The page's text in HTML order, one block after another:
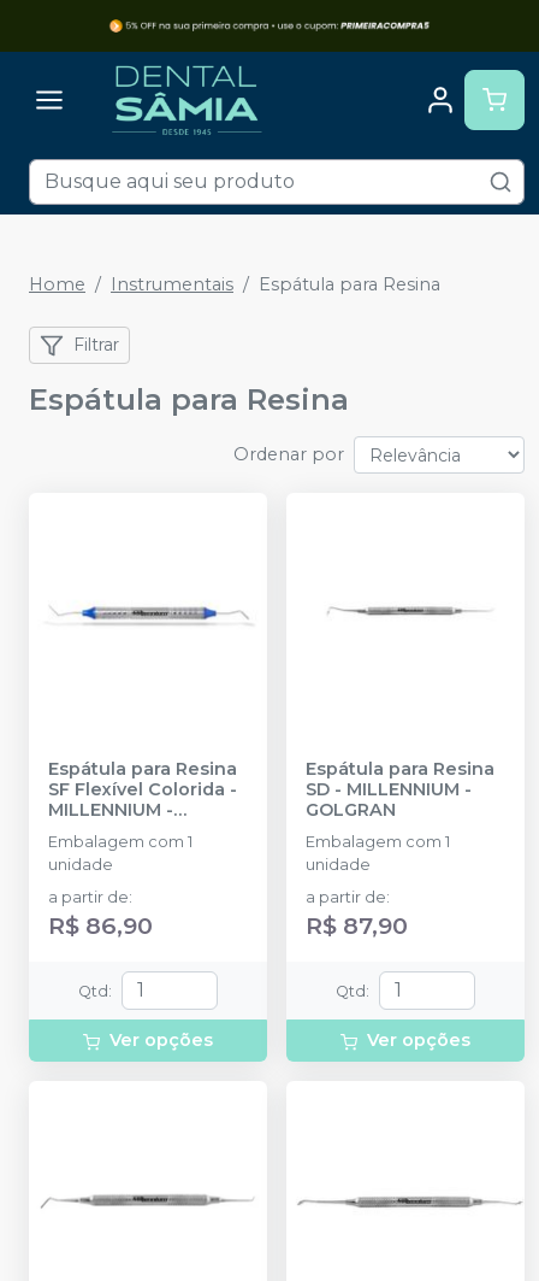
Home Instrumentais Espátula para Resina
Filtrar
Espátula para Resina
Ordenar por
Espátula para Resina
SF Flexível Colorida -
MILLENNIUM -
GOLGRAN
Embalagem com 1
unidade
a partir de:
R$ 86,90
Qtd :
Ver opções
Espátula para Resina
SD - MILLENNIUM -
GOLGRAN
Embalagem com 1
unidade
a partir de:
R$ 87,90
Qtd :
Ver opções